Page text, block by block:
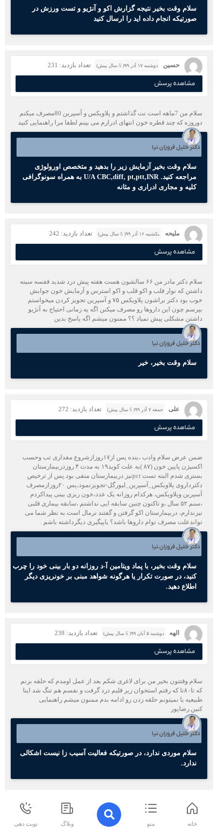
سلام وقت بخیر نتیجه گزارش اکو و آنژیو و تست ورزش در
صورتیکه انجام داده اید را ارسال کنید
حسین دوشنبه ۱۷ آذر ۹۹( 5 سال پیش) تعداد بازدید: 231
مشاهده پرسش
سلام من 7ماهه است نت گذاشتم و پلاویکس و آسپرین 80مصرف میکنم
دوروزه که چند قطره خون انتهای ادرارم می بینم لطفا مرا راهنمایی کنید
دکتر خلیل فروزان نیا
سلام وقت بخیر آزمایش زیر را بدهید و متخصص اورولوژی
مراجعه کنید. U/A CBC,diff, pt,ptt,INR به همراه سونوگرافی
کلیه و مجاری ادراری و مثانه
ملیحه یکشنبه ۱۶ آذر ۹۹( 5 سال پیش) تعداد بازدید: 242
مشاهده پرسش
سلام دکتر مادر من ۶۶ سالشون هست هفته پیش درد شدید قفسه سینه
داشتن که نوار قلب و اکو قلب و اکو استرس و آزمایش خون جوابش
خوب بود دکتر براشون پلاویکس ۷۵ و آسپرین تجویز کردن میخواستم
بپرسم چون این داروها رو مصرف میکنن اگه یه زمانی احتیاج به آنژیو
داشتن مشکلی پیش نمیاد ؟؟ ممنون میشم اگه پاسخ بدین
دکتر خلیل فروزان نیا
سلام وقت بخیر، خیر
علی جمعه ۷ آذر ۹۹( 5 سال پیش) تعداد بازدید: 272
مشاهده پرسش
ضمن عرض سلام وادب ،بنده پس از۱۷روزازشروع مقداری تب وحسب
اکسیژن پایین خون (۸۷ )به علت کوید۱۹ به مدت ۴ روزدربیمارستان
بستری شدم البته تست pcrنیز دربیمارستان منفی بود.پس از ترخیص
دکترداروی پلاویکس_آسپرین_لیورگل-تجویزنمود،پس ۲۰روزازمصرف
آسپرین وپلاویکس، هرکدام روزانه یک عدد،خون ریزی بینی پیداکردم
،سنم ۵۲ سال ،و تاکنون چنین سابقه ایی نداشتم ،سابقه بیماری قلبی
نیزندارم، دربیمارستان اکو گرفتن و گفتند نرمال است.به نظر شما می
تواندعلت مصرف توام داروها باشد؟ یاپیگیری دیگرداشته باشم .
دکتر خلیل فروزان نیا
سلام وقت بخیر، با پماد ویتامین آ-د روزانه دو بار بینی خود را چرب
کنید، در صورت تکرار یا هرگونه شواهد مبنی بر خونریزی دیگر
اطلاع دهید.
الهه دوشنبه ۵ آبان ۹۹( 5 سال پیش) تعداد بازدید: 238
مشاهده پرسش
سلام وقتتون بخیر من برای لاغری شکم بعد از عمل اومدم که حلقه بزنم
که تا۸۰تا که رفتم استخوان زیر قلبم درد گرفت و نفسم هم تنگ شد اینا
طبیعیه یا نمیتونم حلقه زدن رو ادامه بدم ممنون میشم راهنمایی
کنین.رضاپور
دکتر خلیل فروزان نیا
سلام موردی ندارد، در صورتیکه فعالیت آسیب زا نیست اشکالی
ندارد.
جمعه ۱۸ مهر ۹۹( 5 سال پیش) تعداد بازدید: 285
مشاهده پرسش
خانه منو وبلاگ نوبت دهی